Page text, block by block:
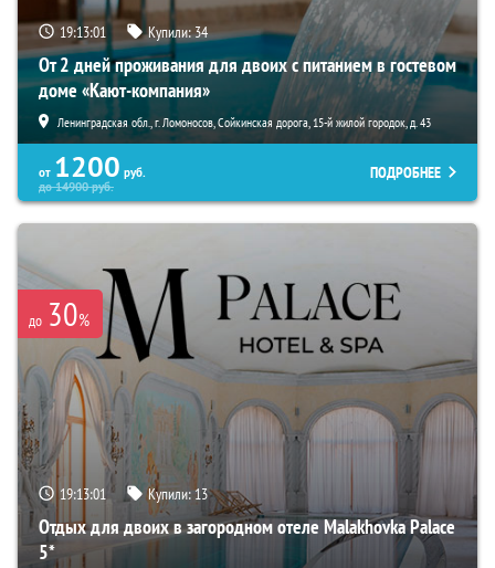
19:12:59 Купили:34
От 2 дней проживания для двоих с питанием в гостевом
доме «Кают-компания»
Ленинградская обл., г. Ломоносов, Сойкинская дорога, 15-й жилой городок, д. 43
от 1200 руб.
до14900руб.
ПОДРОБНЕЕ
до 30%
19:12:59 Купили:13
Отдых для двоих в загородном отеле Malakhovka Palace
5*